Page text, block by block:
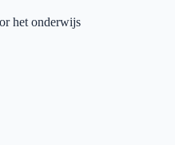
het onderwijs